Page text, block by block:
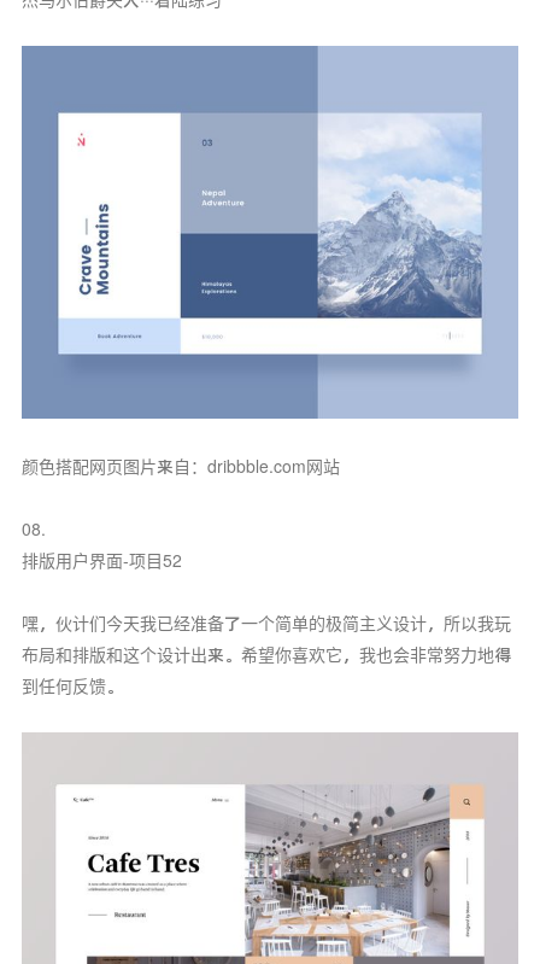
颜色搭配网页图片来自：dribbble.com网站
08.
排版用户界面-项目52
嘿，伙计们今天我已经准备了一个简单的极简主义设计，所以我玩
布局和排版和这个设计出来。希望你喜欢它，我也会非常努力地得
到任何反馈。